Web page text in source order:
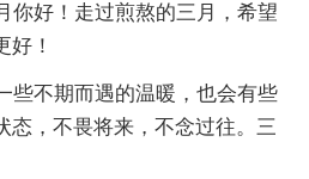
好！走过煎熬的三月，希望
好！
不期而遇的温暖，也会有些
态，不畏将来，不念过往。三